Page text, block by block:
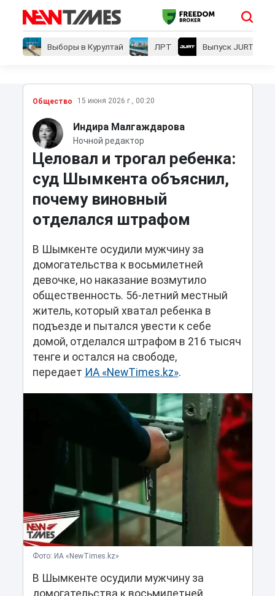
Выборы в Курултай ЛРТ Выпуск JURT
Общество 15 июня 2026 г., 00:20
Индира Малгаждарова
Ночной редактор
Целовал и трогал ребенка:
суд Шымкента объяснил,
почему виновный
отделался штрафом
В Шымкенте осудили мужчину за
домогательства к восьмилетней
девочке, но наказание возмутило
общественность. 56-летний местный
житель, который хватал ребенка в
подъезде и пытался увести к себе
домой, отделался штрафом в 216 тысяч
тенге и остался на свободе,
передает ИА «NewTimes.kz».
Фото: ИА «NewTimes.kz»
В Шымкенте осудили мужчину за
домогательства к восьмилетней